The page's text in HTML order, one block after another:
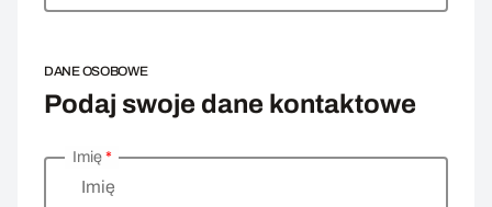
DANE OSOBOWE
Podaj swoje dane kontaktowe
Wprowadź swoje dane osobowe
Imię
Imię*